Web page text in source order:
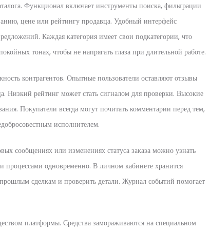
Функционал включает инструменты поиска, фильтрации
цене или рейтингу продавца. Удобный интерфейс
Каждая категория имеет свои подкатегории, что
тонах, чтобы не напрягать глаза при длительной работе.
контрагентов. Опытные пользователи оставляют отзывы
Низкий рейтинг может стать сигналом для проверки. Высокие
Покупатели всегда могут почитать комментарии перед тем,
исполнителем.
сообщениях или изменениях статуса заказа можно узнать
процессами одновременно. В личном кабинете хранится
сделкам и проверить детали. Журнал событий помогает
платформы. Средства замораживаются на специальном